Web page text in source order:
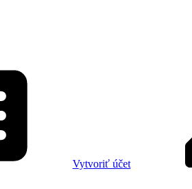
Vytvoriť účet